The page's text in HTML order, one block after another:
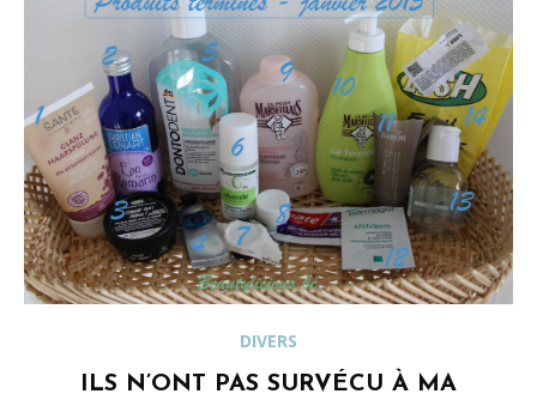
DIVERS
ILS N’ONT PAS SURVÉCU À MA